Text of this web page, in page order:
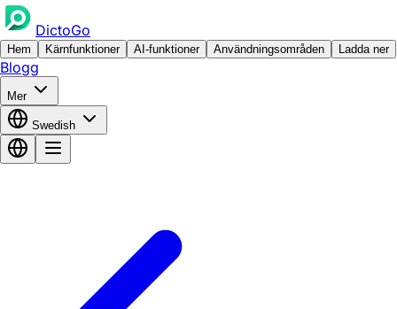
DictoGo
Hem Kärnfunktioner AI-funktioner Användningsområden Ladda ner
Blogg
Mer
Swedish